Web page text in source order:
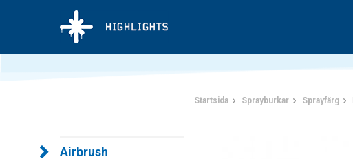
Airbrush
Startsida Sprayburkar Sprayfärg